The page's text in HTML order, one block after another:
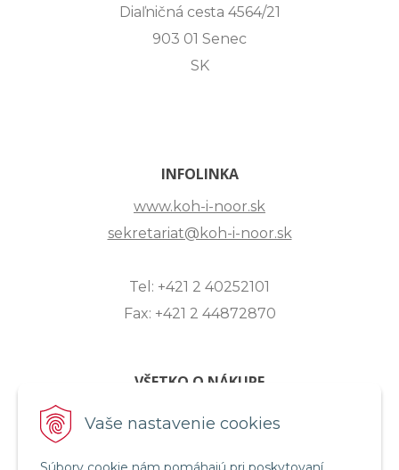
Vaše nastavenie cookies
Diaľničná cesta 4564/21
903 01 Senec
SK
INFOLINKA
www.koh-i-noor.sk
sekretariat@koh-i-noor.sk
Tel: +421 2 40252101
Fax: +421 2 44872870
VŠETKO O NÁKUPE
ZASLANIE OTÁZKY